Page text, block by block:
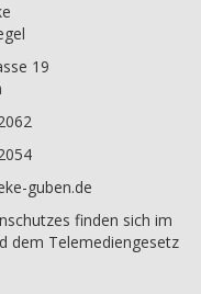
19
guben.de
finden sich im
dem Telemediengesetz